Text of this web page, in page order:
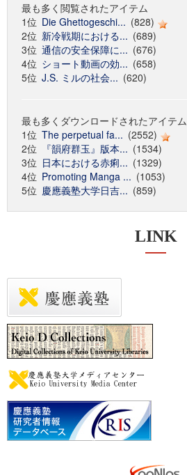
最も多く閲覧されたアイテム
1位 Die Ghettogeschi... (828)
2位 新冷戦期における... (689)
3位 通信の安全保障に... (676)
4位 ショート動画の効... (658)
5位 J.S. ミルの社会... (620)
最も多くダウンロードされたアイテム
1位 The perpetual fa... (2552)
2位
『韻府群玉』版本... (1534)
3位 日本における赤痢... (1329)
4位 Promoting Manga ... (1053)
5位 慶應義塾大学日吉... (859)
LINK